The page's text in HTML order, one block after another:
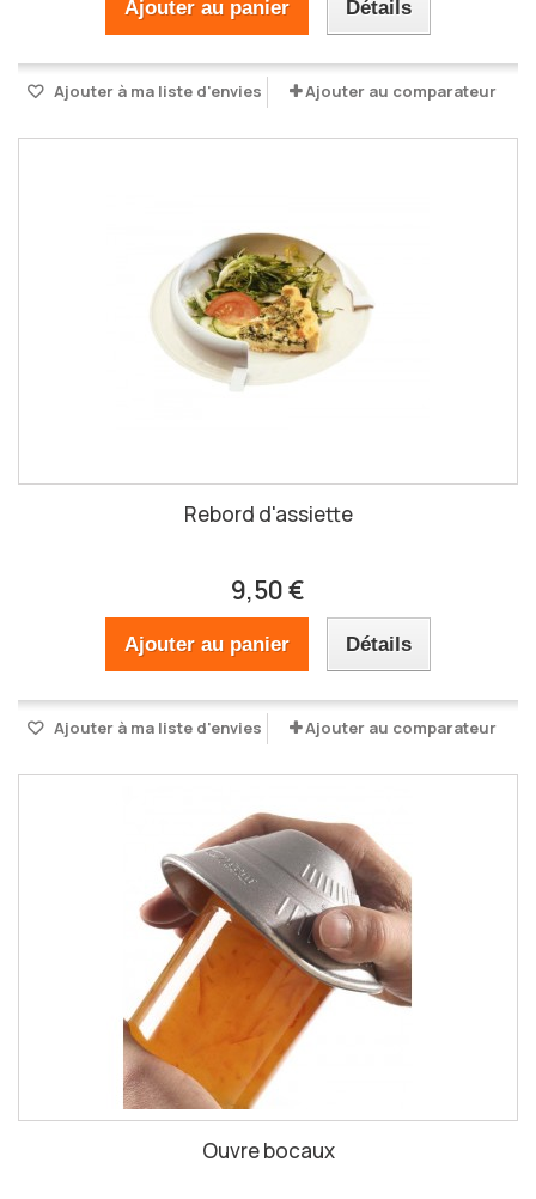
Ajouter au panier Détails
Ajouter à ma liste d'envies Ajouter au comparateur
Rebord d'assiette
9,50 €
Ajouter au panier Détails
Ajouter à ma liste d'envies Ajouter au comparateur
Ouvre bocaux